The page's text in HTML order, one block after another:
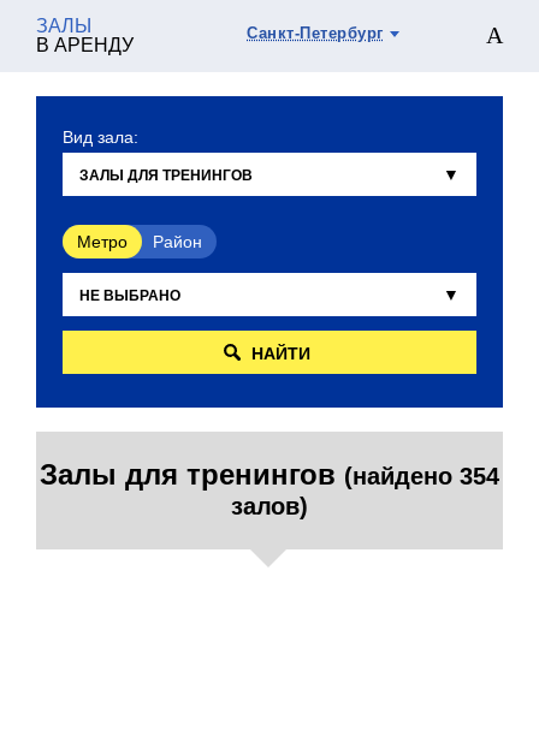
ЗАЛЫ
В АРЕНДУ
Санкт-Петербург
Вид зала:
Метро Район
НАЙТИ
Залы для тренингов (найдено 354
залов)